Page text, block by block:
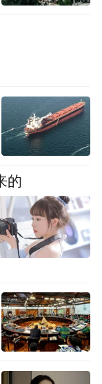
剧里律师念
觉。但医院
都见过医生
大概长什么
的熟悉感，
察觉。
空建构一个
定到急救流
为靶子。
的